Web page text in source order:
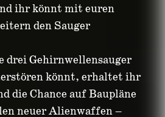
ihr könnt mit euren
den Sauger
drei Gehirnwellensauger
könnt, erhaltet ihr
die Chance auf Baupläne
neuer Alienwaffen –